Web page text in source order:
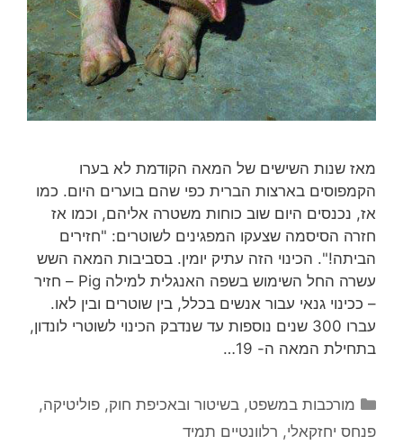
מאז שנות השישים של המאה הקודמת לא בערו
הקמפוסים בארצות הברית כפי שהם בוערים היום. כמו
אז, נכנסים היום שוב כוחות משטרה אליהם, וכמו אז
חזרה הסיסמה שצעקו המפגינים לשוטרים: "חזירים
הביתה!". הכינוי הזה עתיק יומין. בסביבות המאה השש
עשרה החל השימוש בשפה האנגלית למילה Pig – חזיר
– ככינוי גנאי עבור אנשים בכלל, בין שוטרים ובין לאו.
עברו 300 שנים נוספות עד שנדבק הכינוי לשוטרי לונדון,
בתחילת המאה ה- 19…
קטגוריות
מורכבות במשפט, בשיטור ובאכיפת חוק,פוליטיקה,
פנחס יחזקאלי, רלוונטיים תמיד